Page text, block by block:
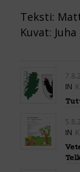
Teksti:
Kuvat:
IN
IN